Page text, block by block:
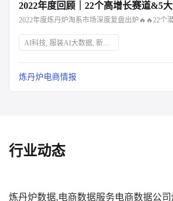
2022年度回顾｜22个高增长赛道&5
AI科技, 服装AI大数据, 新消费品牌, Z世代, 新中产, 银发经济, 宅经济, 户外经济, 情绪消费, 短视频营销, 直播营销, 登山, 垂钓, 露营, 滑雪, 防疫政策, 保健意识, 宠物经济, 国货崛起
炼丹炉电商情报
行业动态
炼丹炉数据,电商数据服务电商数据公司